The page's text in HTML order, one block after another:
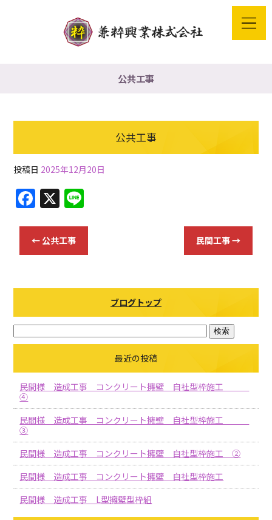
公共工事
公共工事
投稿日 2025年12月20日
F
c
e
o
o
k
X
←公共工事 民間工事→
ブログトップ
最近の投稿
民間様 造成工事 コンクリート擁壁 自社型枠施工
④
民間様 造成工事 コンクリート擁壁 自社型枠施工
③
民間様 造成工事 コンクリート擁壁 自社型枠施工 ②
民間様 造成工事 コンクリート擁壁 自社型枠施工
民間様 造成工事 L型擁壁型枠組